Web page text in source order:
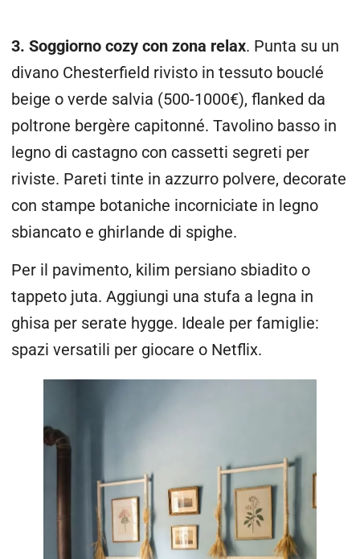
3. Soggiorno cozy con zona relax. Punta su un
divano Chesterfield rivisto in tessuto bouclé
beige o verde salvia (500-1000€), flanked da
poltrone bergère capitonné. Tavolino basso in
legno di castagno con cassetti segreti per
riviste. Pareti tinte in azzurro polvere, decorate
con stampe botaniche incorniciate in legno
sbiancato e ghirlande di spighe.
Per il pavimento, kilim persiano sbiadito o
tappeto juta. Aggiungi una stufa a legna in
ghisa per serate hygge. Ideale per famiglie:
spazi versatili per giocare o Netflix.